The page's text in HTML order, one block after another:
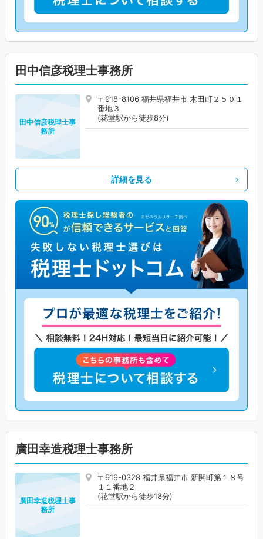
田中信彦税理士事務所
〒918-8106 福井県福井市 木田町２５０１
番地３
(花堂駅から徒歩8分)
田中信彦税理士事
務所
詳細を見る
廣田幸造税理士事務所
〒919-0328 福井県福井市 新開町第１８号
１１番地２
(花堂駅から徒歩18分)
廣田幸造税理士事
務所